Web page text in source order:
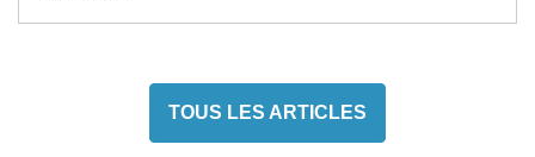
TOUS LES ARTICLES